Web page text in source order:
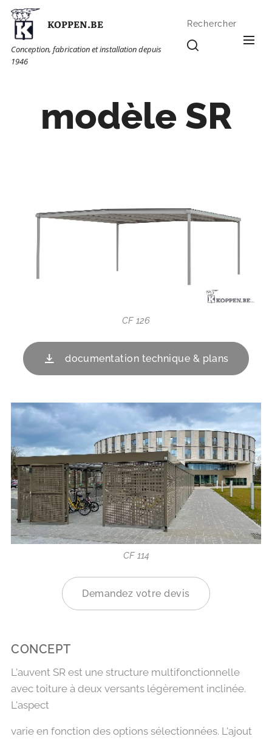
KOPPEN.BE
Conception, fabrication et installation depuis
1946
Rechercher
modèle SR
CF 126
documentation technique & plans
CF 114
Demandez votre devis
CONCEPT
L'auvent SR est une structure multifonctionnelle
avec toiture à deux versants légèrement inclinée.
L'aspect
varie en fonction des options sélectionnées. L'ajout